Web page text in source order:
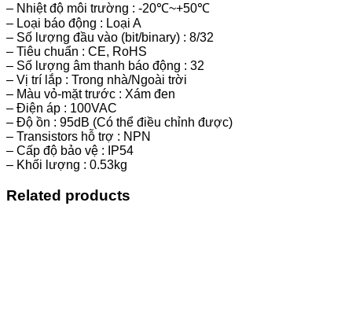
– Nhiệt độ môi trường : -20℃~+50℃
– Loại báo động : Loại A
– Số lượng đầu vào (bit/binary) : 8/32
– Tiêu chuẩn : CE, RoHS
– Số lượng âm thanh báo động : 32
– Vị trí lắp : Trong nhà/Ngoài trời
– Màu vỏ-mặt trước : Xám đen
– Điện áp : 100VAC
– Độ ồn : 95dB (Có thể điều chỉnh được)
– Transistors hỗ trợ : NPN
– Cấp độ bảo vệ : IP54
– Khối lượng : 0.53kg
Related products